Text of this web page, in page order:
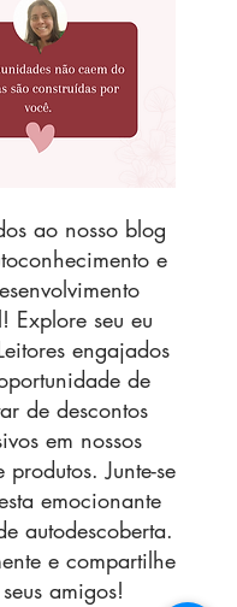
ao nosso blog
e
Explore seu eu
engajados
de
de descontos
em nossos
produtos. Junte-se
emocionante
autodescoberta.
e compartilhe
amigos!